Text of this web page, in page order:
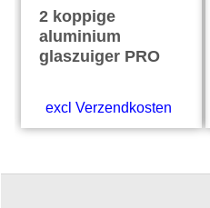
2 koppige
aluminium
glaszuiger PRO
excl Verzendkosten